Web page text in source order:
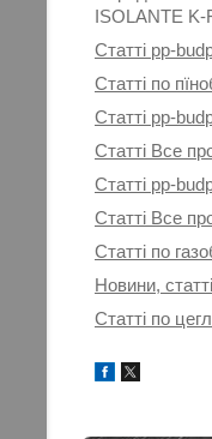
ISOLANTE K-
Статті pp-
Статті по
Статті pp-
Статті Все
Статті pp-
Статті Все
Статті по
Новини,
Статті по